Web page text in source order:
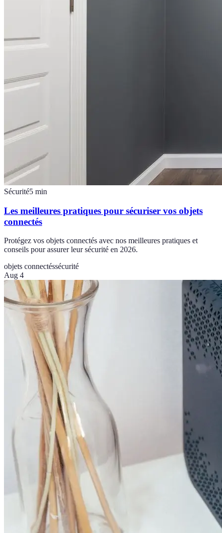
Sécurité5 min
Les meilleures pratiques pour sécuriser vos objets
connectés
Protégez vos objets connectés avec nos meilleures pratiques et
conseils pour assurer leur sécurité en 2026.
objets connectéssécurité
Aug 4